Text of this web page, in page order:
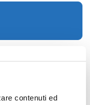
contenuti ed